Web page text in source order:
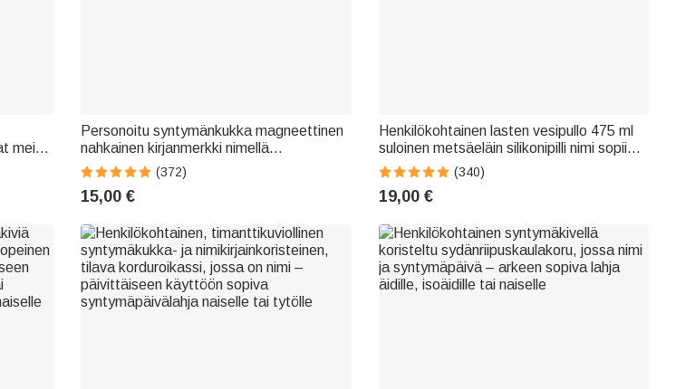
meikki
Personoitu syntymänkukka magneettinen
nahkainen kirjanmerkki nimellä
syntymäpäivälahja kirjallisuuden ystäville
lukutoukille
(372)
15,00 €
Henkilökohtainen lasten vesipullo 475 ml
suloinen metsäeläin silikonipilli nimi sopii
kouluun lahjaksi pojille ja tytöille
(340)
19,00 €